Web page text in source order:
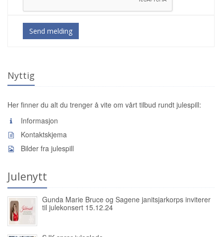
Send melding
Nyttig
Her finner du alt du trenger å vite om vårt tilbud rundt julespill:
Informasjon
Kontaktskjema
Bilder fra julespill
Julenytt
Gunda Marie Bruce og Sagene janitsjarkorps inviterer
til julekonsert 15.12.24